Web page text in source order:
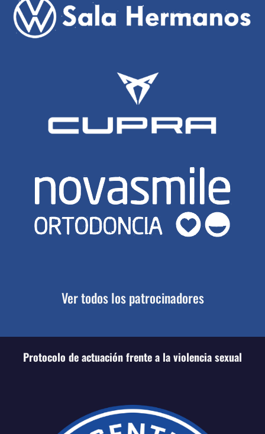
Ver todos los patrocinadores
Protocolo de actuación frente a la violencia sexual